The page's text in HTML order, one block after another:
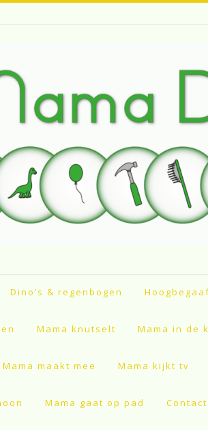
Dino’s & regenbogen
Mama knutselt Mama in de
Mama maakt mee Mama kijkt tv
Mama gaat op pad